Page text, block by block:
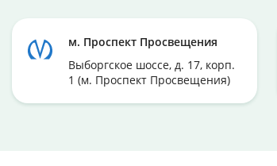
м. Проспект Просвещения
Выборгское шоссе, д. 17, корп.
1 (м. Проспект Просвещения)